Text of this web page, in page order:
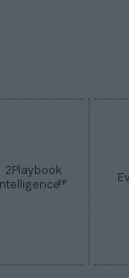
2Playbook
Intelligence2P